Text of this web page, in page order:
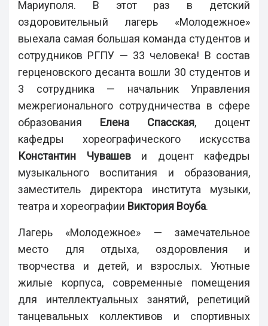
Мариуполя. В этот раз в детский
оздоровительный лагерь «Молодежное»
выехала самая большая команда студентов и
сотрудников РГПУ — 33 человека! В состав
герценовского десанта вошли 30 студентов и
3 сотрудника — начальник Управления
межрегионального сотрудничества в сфере
образования Елена Спасская, доцент
кафедры хореографического искусства
Константин Чувашеви доцент кафедры
музыкального воспитания и образования,
заместитель директора института музыки,
театра и хореографии Виктория Воуба.
Лагерь «Молодежное» — замечательное
место для отдыха, оздоровления и
творчества и детей, и взрослых. Уютные
жилые корпуса, современные помещения
для интеллектуальных занятий, репетиций
танцевальных коллективов и спортивных